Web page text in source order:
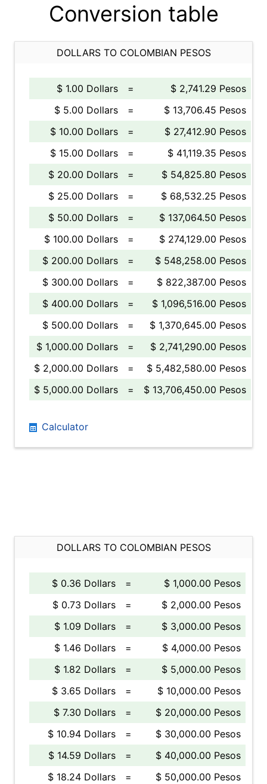
Conversion table
DOLLARS TO COLOMBIAN PESOS
$ 1.00 Dollars =
$ 2,741.29 Pesos
$ 5.00 Dollars
=
$ 13,706.45 Pesos
$ 10.00 Dollars
=
$ 27,412.90 Pesos
$ 15.00 Dollars
=
$ 41,119.35 Pesos
$ 20.00 Dollars
=
$ 54,825.80 Pesos
$ 25.00 Dollars
=
$ 68,532.25 Pesos
$ 50.00 Dollars
=
$ 137,064.50 Pesos
$ 100.00 Dollars
=
$ 274,129.00 Pesos
$ 200.00 Dollars
=
$ 548,258.00 Pesos
$ 300.00 Dollars
=
$ 822,387.00 Pesos
$ 400.00 Dollars
=
$ 1,096,516.00 Pesos
$ 500.00 Dollars
=
$ 1,370,645.00 Pesos
$ 1,000.00 Dollars
=
$ 2,741,290.00 Pesos
$ 2,000.00 Dollars
=
$ 5,482,580.00 Pesos
$ 5,000.00 Dollars
= $ 13,706,450.00 Pesos
Calculator
DOLLARS TO COLOMBIAN PESOS
$ 0.36 Dollars =
$ 1,000.00 Pesos
$ 0.73 Dollars
=
$ 2,000.00 Pesos
$ 1.09 Dollars
=
$ 3,000.00 Pesos
$ 1.46 Dollars
=
$ 4,000.00 Pesos
$ 1.82 Dollars
=
$ 5,000.00 Pesos
$ 3.65 Dollars
=
$ 10,000.00 Pesos
$ 7.30 Dollars
=
$ 20,000.00 Pesos
$ 10.94 Dollars
=
$ 30,000.00 Pesos
$ 14.59 Dollars
=
$ 40,000.00 Pesos
$ 18.24 Dollars
= $ 50,000.00 Pesos